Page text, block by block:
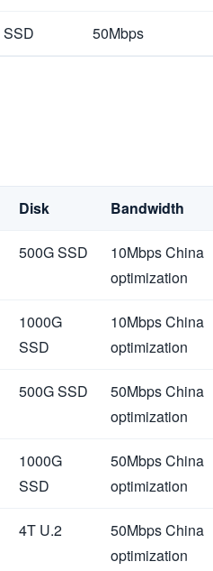
50Mbps
Disk Bandwidth
500G SSD
10Mbps China
optimization
1000G
SSD
10Mbps China
optimization
500G SSD
50Mbps China
optimization
1000G
SSD
50Mbps China
optimization
4T U.2
50Mbps China
optimization